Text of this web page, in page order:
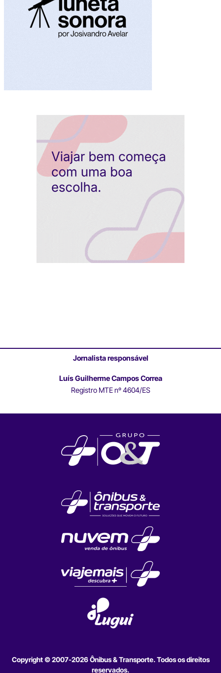
Jornalista responsável
Luís Guilherme Campos Correa
Registro MTE nº 4604/ES
Copyright © 2007-2026 Ônibus & Transporte. Todos os direitos
reservados.